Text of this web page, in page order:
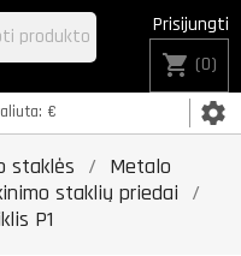
€ settings
Prisijungti
shopping_cart (0)
staklės
Metalo
staklių priedai
P1